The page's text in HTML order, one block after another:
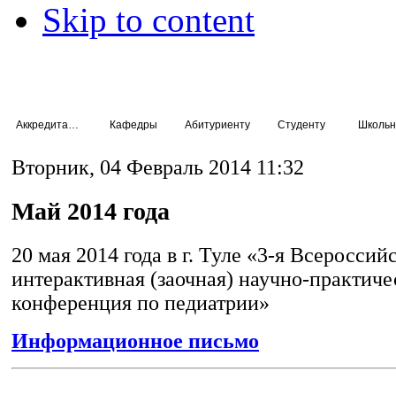
Skip to content
Кафедры Абитуриенту Студенту
Вторник, 04 Февраль 2014 11:32
Май 2014 года
20 мая 2014 года в г. Туле «3-я
интерактивная (заочная) научно-
конференция по педиатрии»
Информационное письмо